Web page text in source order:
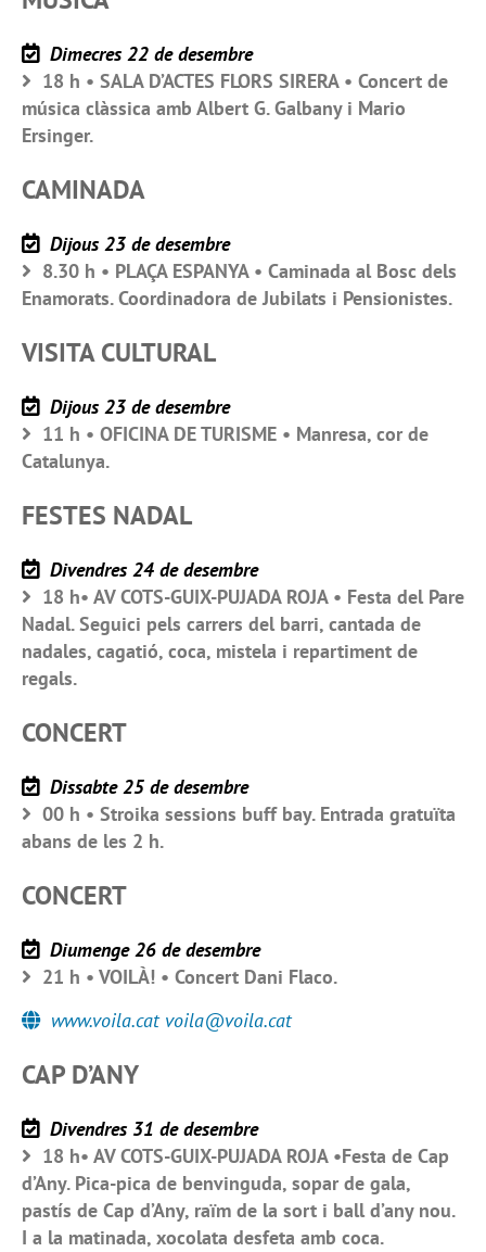
Dimecres 22 de desembre
18 h • SALA D’ACTES FLORS SIRERA • Concert de
música clàssica amb Albert G. Galbany i Mario
Ersinger.
CAMINADA
Dijous 23 de desembre
8.30 h • PLAÇA ESPANYA • Caminada al Bosc dels
Enamorats. Coordinadora de Jubilats i Pensionistes.
VISITA CULTURAL
Dijous 23 de desembre
11 h • OFICINA DE TURISME • Manresa, cor de
Catalunya.
FESTES NADAL
Divendres 24 de desembre
18 h• AV COTS-GUIX-PUJADA ROJA • Festa del Pare
Nadal. Seguici pels carrers del barri, cantada de
nadales, cagatió, coca, mistela i repartiment de
regals.
CONCERT
Dissabte 25 de desembre
00 h • Stroika sessions buff bay. Entrada gratuïta
abans de les 2 h.
CONCERT
Diumenge 26 de desembre
21 h • VOILÀ! • Concert Dani Flaco.
www.voila.cat voila@voila.cat
CAP D’ANY
Divendres 31 de desembre
18 h• AV COTS-GUIX-PUJADA ROJA •Festa de Cap
d’Any. Pica-pica de benvinguda, sopar de gala,
pastís de Cap d’Any, raïm de la sort i ball d’any nou.
I a la matinada, xocolata desfeta amb coca.